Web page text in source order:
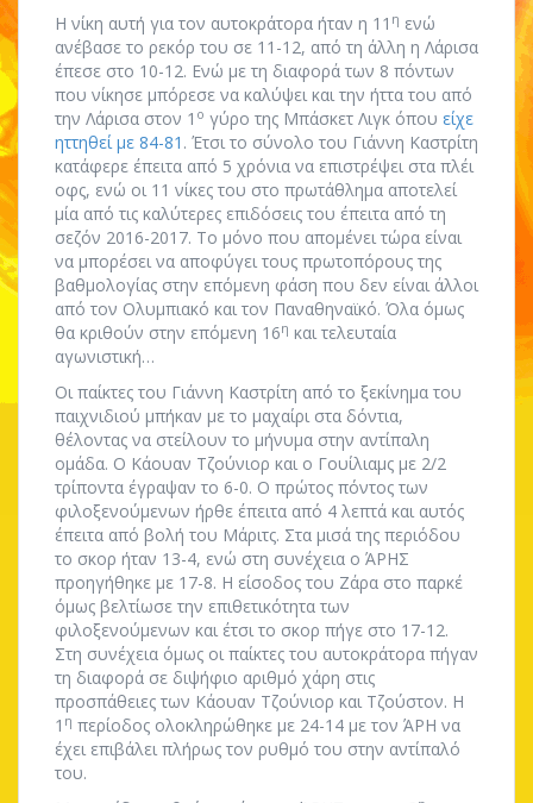
Η νίκη αυτή για τον αυτοκράτορα ήταν η 11 η ενώ
ανέβασε το ρεκόρ του σε 11-12, από τη άλλη η Λάρισα
έπεσε στο 10-12. Ενώ με τη διαφορά των 8 πόντων
που νίκησε μπόρεσε να καλύψει και την ήττα του από
την Λάρισα στον 1 ο γύρο της Μπάσκετ Λιγκ όπου είχε
ηττηθεί με 84-81 . Έτσι το σύνολο του Γιάννη Καστρίτη
κατάφερε έπειτα από 5 χρόνια να επιστρέψει στα πλέι
οφς, ενώ οι 11 νίκες του στο πρωτάθλημα αποτελεί
μία από τις καλύτερες επιδόσεις του έπειτα από τη
σεζόν 2016-2017. Το μόνο που απομένει τώρα είναι
να μπορέσει να αποφύγει τους πρωτοπόρους της
βαθμολογίας στην επόμενη φάση που δεν είναι άλλοι
από τον Ολυμπιακό και τον Παναθηναϊκό. Όλα όμως
θα κριθούν στην επόμενη 16η και τελευταία
αγωνιστική…
Οι παίκτες του Γιάννη Καστρίτη από το ξεκίνημα του
παιχνιδιού μπήκαν με το μαχαίρι στα δόντια,
θέλοντας να στείλουν το μήνυμα στην αντίπαλη
ομάδα. Ο Κάουαν Τζούνιορ και ο Γουίλιαμς με 2/2
τρίποντα έγραψαν το 6-0. Ο πρώτος πόντος των
φιλοξενούμενων ήρθε έπειτα από 4 λεπτά και αυτός
έπειτα από βολή του Μάριτς. Στα μισά της περιόδου
το σκορ ήταν 13-4, ενώ στη συνέχεια ο ΆΡΗΣ
προηγήθηκε με 17-8. Η είσοδος του Ζάρα στο παρκέ
όμως βελτίωσε την επιθετικότητα των
φιλοξενούμενων και έτσι το σκορ πήγε στο 17-12.
Στη συνέχεια όμως οι παίκτες του αυτοκράτορα πήγαν
τη διαφορά σε διψήφιο αριθμό χάρη στις
προσπάθειες των Κάουαν Τζούνιορ και Τζούστον. Η
1 η περίοδος ολοκληρώθηκε με 24-14 με τον ΆΡΗ να
έχει επιβάλει πλήρως τον ρυθμό του στην αντίπαλό
του.